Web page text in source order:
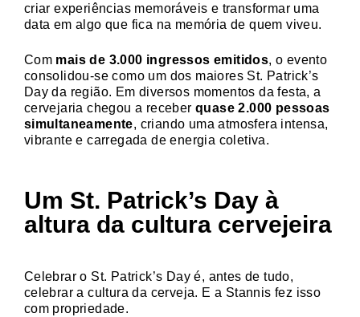
criar experiências memoráveis e transformar uma
data em algo que fica na memória de quem viveu.
Com mais de 3.000 ingressos emitidos, o evento
consolidou-se como um dos maiores St. Patrick’s
Day da região. Em diversos momentos da festa, a
cervejaria chegou a receberquase 2.000 pessoas
simultaneamente, criando uma atmosfera intensa,
vibrante e carregada de energia coletiva.
Um St. Patrick’s Day à
altura da cultura cervejeira
Celebrar o St. Patrick’s Day é, antes de tudo,
celebrar a cultura da cerveja. E a Stannis fez isso
com propriedade.